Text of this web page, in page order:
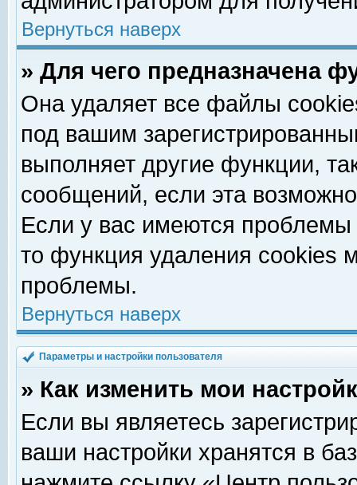
Вернуться наверх
» Для чего предназначена
Она удаляет все файлы
под вашим
выполняет другие функции,
сообщений, если эта
Если у вас имеются
то функция удаления cookies
проблемы.
Вернуться наверх
Параметры и настройки пользователя
» Как изменить мои
Если вы являетесь
ваши настройки хранятся в